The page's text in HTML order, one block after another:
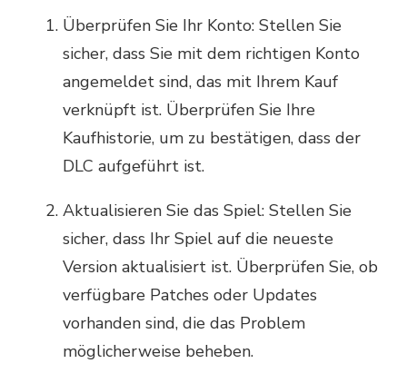
Überprüfen Sie Ihr Konto: Stellen Sie
sicher, dass Sie mit dem richtigen Konto
angemeldet sind, das mit Ihrem Kauf
verknüpft ist. Überprüfen Sie Ihre
Kaufhistorie, um zu bestätigen, dass der
DLC aufgeführt ist.
Aktualisieren Sie das Spiel: Stellen Sie
sicher, dass Ihr Spiel auf die neueste
Version aktualisiert ist. Überprüfen Sie, ob
verfügbare Patches oder Updates
vorhanden sind, die das Problem
möglicherweise beheben.